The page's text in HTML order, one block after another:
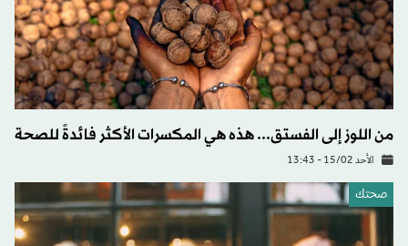
من اللوز إلى الفستق... هذه هي المكسرات الأكثر فائدةً للصحة
الأحد 15/02 - 13:43
صحتك